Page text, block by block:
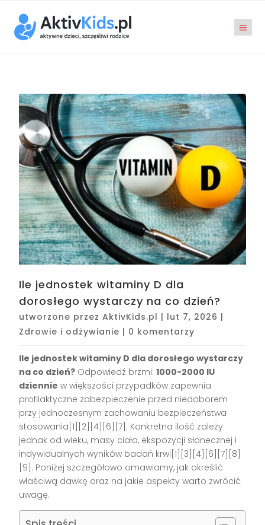
Ile jednostek witaminy D dla
dorosłego wystarczy na co dzień?
utworzone przezAktivKids.pl | lut 7, 2026 |
Zdrowie i odżywianie | 0 komentarzy
Ile jednostek witaminy D dla dorosłego wystarczy
na co dzień? Odpowiedź brzmi:1000-2000 IU
dziennie w większości przypadków zapewnia
profilaktyczne zabezpieczenie przed niedoborem
przy jednoczesnym zachowaniu bezpieczeństwa
stosowania[1][2][4][6][7]. Konkretna ilość zależy
jednak od wieku, masy ciała, ekspozycji słonecznej i
indywidualnych wyników badań krwi[1][3][4][6][7][8]
[9]. Poniżej szczegółowo omawiamy, jak określić
właściwą dawkę oraz na jakie aspekty warto zwrócić
uwagę.